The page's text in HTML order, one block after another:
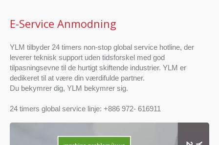
E-Service Anmodning
YLM tilbyder 24 timers non-stop global service hotline, der
leverer teknisk support uden tidsforskel med god
tilpasningsevne til de hurtigt skiftende industrier. YLM er
dedikeret til at være din værdifulde partner.
Du bekymrer dig, YLM bekymrer sig.
24 timers global service linje: +886 972- 616911